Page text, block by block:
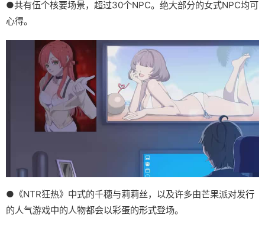
●共有伍个核要场景，超过30个NPC。绝大部分的女式NPC均可
心得。
●《NTR狂热》中式的千穗与莉莉丝，以及许多由芒果派对发行
的人气游戏中的人物都会以彩蛋的形式登场。